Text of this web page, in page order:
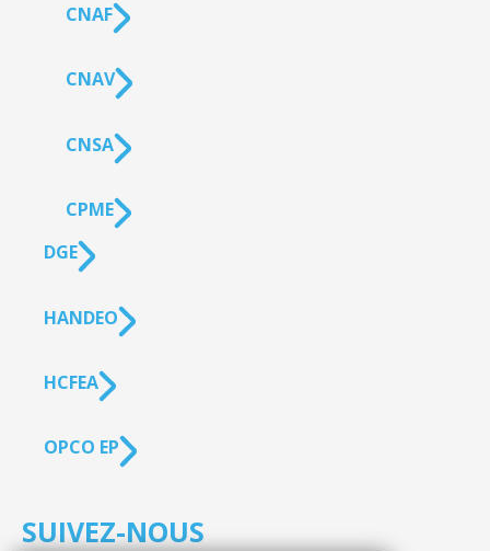
CNAF
CNAV
CNSA
CPME
DGE
HANDEO
HCFEA
OPCO EP
SUIVEZ-NOUS